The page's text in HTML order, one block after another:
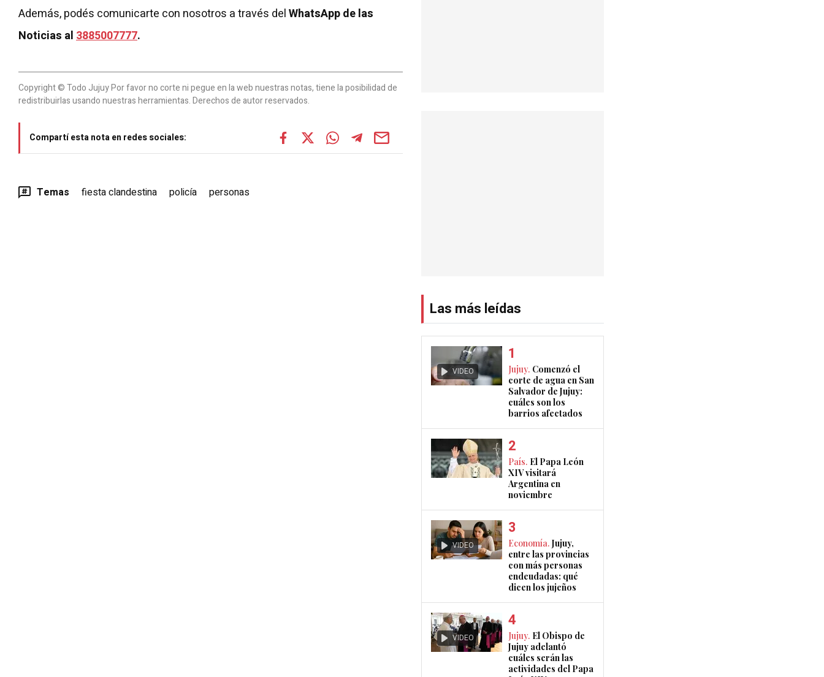
Además, podés comunicarte con nosotros a través delWhatsApp de las
Noticias al3885007777.
Copyright © Todo Jujuy Por favor no corte ni pegue en la web nuestras notas, tiene la posibilidad de
redistribuirlas usando nuestras herramientas. Derechos de autor reservados.
Compartí esta nota en redes sociales:
Temas fiesta clandestina policía personas
Las más leídas
VIDEO Jujuy. Comenzó el
corte de agua en San
Salvador de Jujuy:
cuáles son los
barrios afectados
País. El Papa León
XIV visitará
Argentina en
noviembre
VIDEO Economía. Jujuy,
entre las provincias
con más personas
endeudadas: qué
dicen los jujeños
VIDEO Jujuy. El Obispo de
Jujuy adelantó
cuáles serán las
actividades del Papa